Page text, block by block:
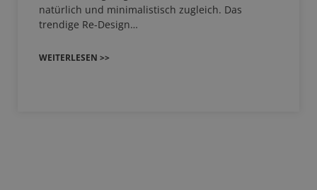
natürlich und minimalistisch zugleich. Das
trendige Re-Design…
WEITERLESEN >>